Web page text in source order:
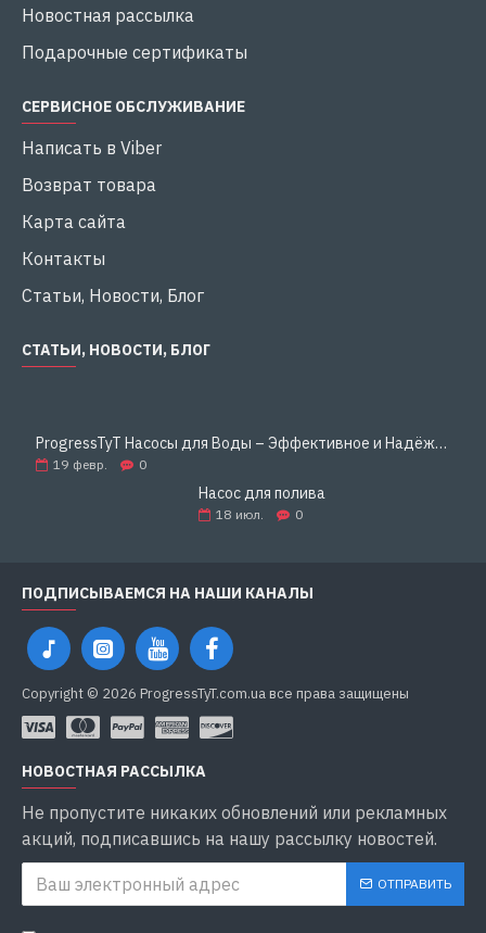
Новостная рассылка
Подарочные сертификаты
СЕРВИСНОЕ ОБСЛУЖИВАНИЕ
Написать в Viber
Возврат товара
Карта сайта
Контакты
Статьи, Новости, Блог
СТАТЬИ, НОВОСТИ, БЛОГ
ProgressTyT Насосы для Воды – Эффективное и Надёжное Решение для Дома и Бизнеса
19 февр. 0
Насос для полива
18 июл. 0
ПОДПИСЫВАЕМСЯ НА НАШИ КАНАЛЫ
Copyright © 2026 ProgressTyT.com.ua все права защищены
НОВОСТНАЯ РАССЫЛКА
Не пропустите никаких обновлений или рекламных
акций, подписавшись на нашу рассылку новостей.
ОТПРАВИТЬ